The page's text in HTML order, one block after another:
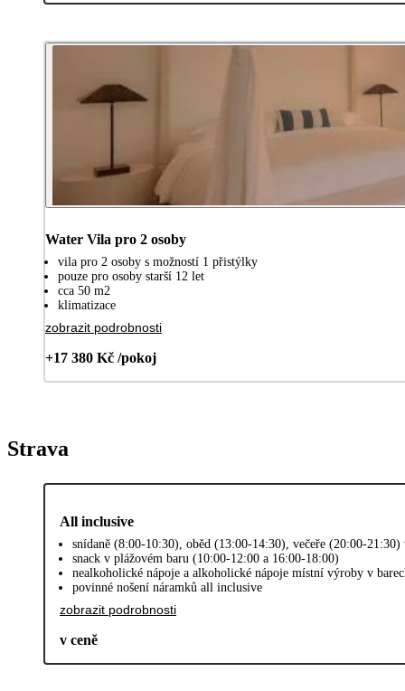
Water Vila pro 2 osoby
vila pro 2 osoby s možností 1 přistýlky
pouze pro osoby starší 12 let
cca 50 m2
klimatizace
zobrazit podrobnosti
+17 380 Kč /pokoj
Strava
All inclusive
snídaně (8:00-10:30), oběd (13:00-14:30), večeře (20:00-
snack v plážovém baru (10:00-12:00 a 16:00-18:00)
nealkoholické nápoje a alkoholické nápoje místní výroby v
povinné nošení náramků all inclusive
zobrazit podrobnosti
v ceně